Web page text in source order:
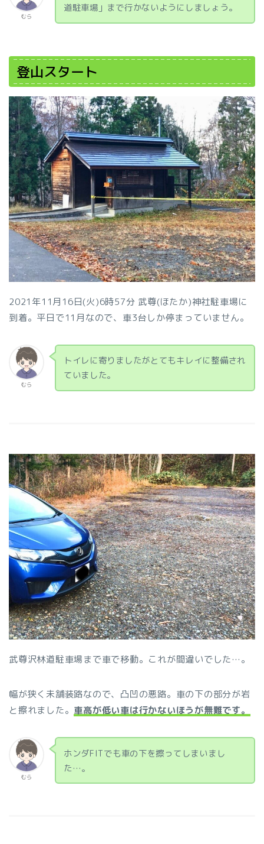
むら
道駐車場」まで行かないようにしましょう。
登山スタート
2021年11月16日(火)6時57分 武尊(ほたか)神社駐車場に
到着。平日で11月なので、車3台しか停まっていません。
むら
トイレに寄りましたがとてもキレイに整備され
ていました。
武尊沢林道駐車場まで車で移動。これが間違いでした…。
幅が狭く未舗装路なので、凸凹の悪路。車の下の部分が岩
と擦れました。 車高が低い車は行かないほうが無難です。
むら
ホンダFITでも車の下を擦ってしまいまし
た…。